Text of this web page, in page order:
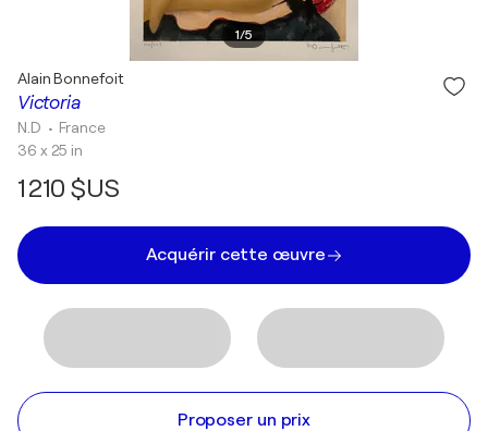
1/5
Victoria
Alain Bonnefoit
N.D • France
36 x 25 in
1 210 $US
Acquérir cette œuvre
Proposer un prix